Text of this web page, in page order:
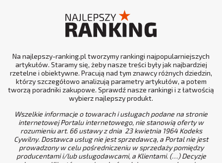
Na najlepszy-ranking.pl tworzymy rankingi najpopularniejszych
artykułów. Staramy się, żeby nasze treści były jak najbardziej
rzetelne i obiektywne. Pracują nad tym znawcy różnych dziedzin,
którzy szczegółowo analizują parametry artykułów, a potem
tworzą poradniki zakupowe. Sprawdź nasze rankingi i z łatwością
wybierz najlepszy produkt.
Wszelkie informacje o towarach i usługach podane na stronie
internetowej Portalu internetowego, nie stanowią oferty w
rozumieniu art. 66 ustawy z dnia 23 kwietnia 1964 Kodeks
Cywilny. Dostawca usług nie jest sprzedawcą, a Portal nie jest
prowadzony w celu pośredniczeniu w sprzedaży pomiędzy
producentami i/lub usługodawcami, a Klientami. (…) Decyzje